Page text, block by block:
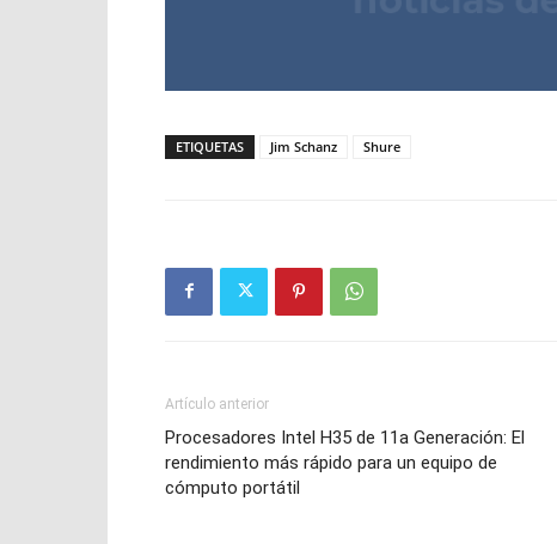
ETIQUETAS Jim Schanz Shure
Artículo anterior
Procesadores Intel H35 de 11a Generación: El
rendimiento más rápido para un equipo de
cómputo portátil